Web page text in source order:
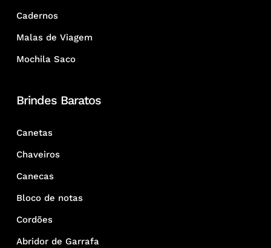
Cadernos
Malas de Viagem
Mochila Saco
Brindes Baratos
Canetas
Chaveiros
Canecas
Bloco de notas
Cordões
Abridor de Garrafa